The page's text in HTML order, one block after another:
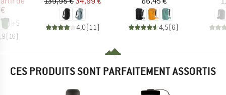
+5
( 16)
4,0( 11) 4,5(6)
CES PRODUITS SONT PARFAITEMENT ASSORTIS